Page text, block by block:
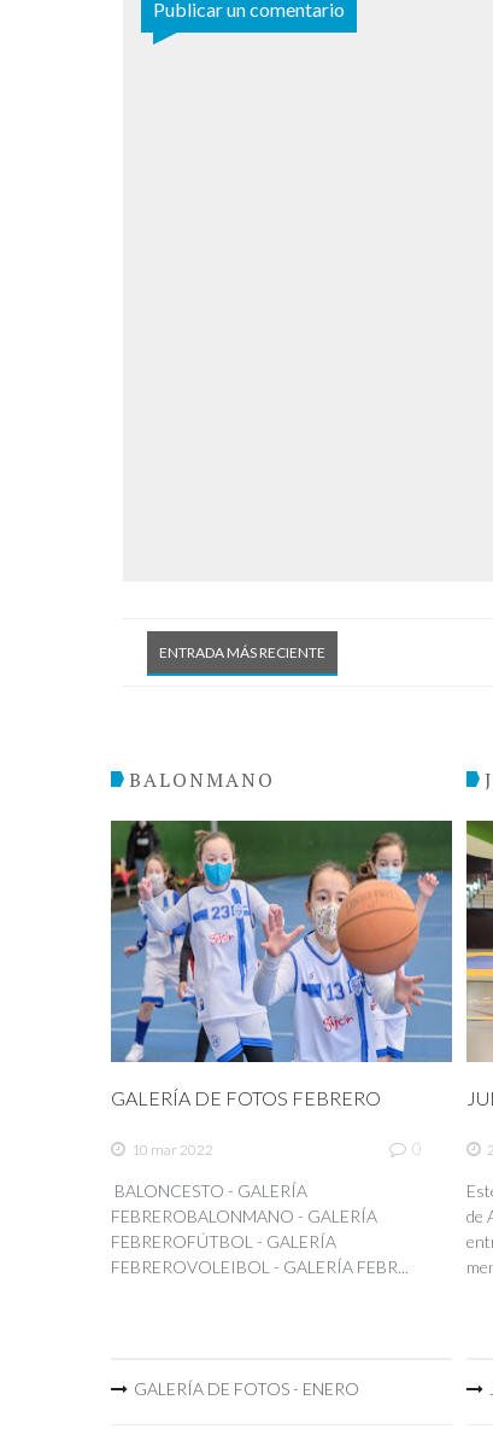
Publicar un comentario
ENTRADA MÁS RECIENTE
BALONMANO
GALERÍA DE FOTOS FEBRERO
10 mar 2022 0
BALONCESTO - GALERÍA
FEBREROBALONMANO - GALERÍA
FEBREROFÚTBOL - GALERÍA
FEBREROVOLEIBOL - GALERÍA FEBR...
GALERÍA DE FOTOS - ENERO
de